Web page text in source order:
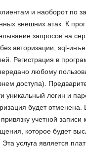
и наоборот по
внешних атак. К
запросов на
авторизации, sql-
Регистрация в
любому
доступа).
уникальный логин и
будет
учетной
которое будет
услуга является